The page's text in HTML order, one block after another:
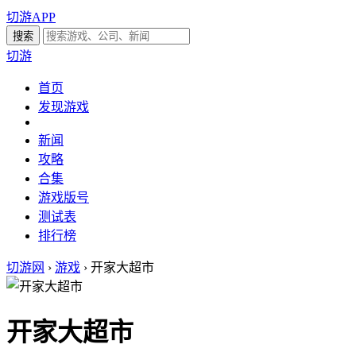
切游APP
切游
首页
发现游戏
新闻
攻略
合集
游戏版号
测试表
排行榜
切游网 › 游戏 › 开家大超市
开家大超市